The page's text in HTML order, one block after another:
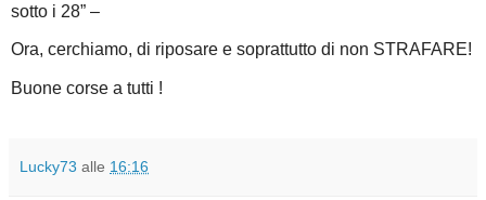
sotto i 28” –
Ora, cerchiamo, di riposare e soprattutto di non STRAFARE!
Buone corse a tutti !
Lucky73 alle 16:16